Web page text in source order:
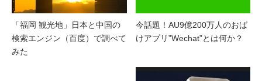
「福岡 観光地」日本と中国の
検索エンジン（百度）で調べて
みた
今話題！AU9億200万人のおば
けアプリ”Wechat”とは何か？